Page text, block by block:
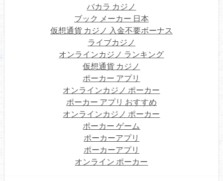
バカラ カジノ
ブック メーカー 日本
仮想通貨 カジノ 入金不要ボーナス
ライブカジノ
オンラインカジノ ランキング
仮想通貨 カジノ
ポーカー アプリ
オンラインカジノ ポーカー
ポーカー アプリ おすすめ
オンラインカジノ ポーカー
ポーカー ゲーム
ポーカーアプリ
ポーカーアプリ
オンライン ポーカー